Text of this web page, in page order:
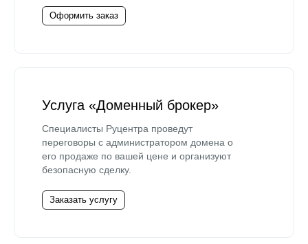
Оформить заказ
Услуга «Доменный брокер»
Специалисты Руцентра проведут
переговоры с администратором домена о
его продаже по вашей цене и организуют
безопасную сделку.
Заказать услугу